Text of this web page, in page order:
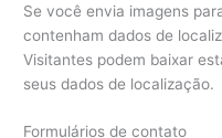
Se você envia imagens
contenham dados de
Visitantes podem baixar
seus dados de localização.
Formulários de contato